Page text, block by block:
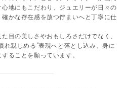
地にもこだわり、ジュエリーが日々の
かな存在感を放つ佇まいへと丁寧に仕
目の美しさやおもしろさだけでなく、
れ親しめる”表現へと落とし込み、身に
ることを願っています。